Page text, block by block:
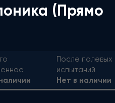
(Прямо
После полевых
испытаний
Нет в наличии